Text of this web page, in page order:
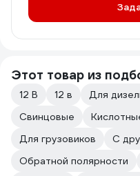
Этот товар из
12 В 12 в
Для
Свинцовые
Для грузовиков
С
Обратной полярности